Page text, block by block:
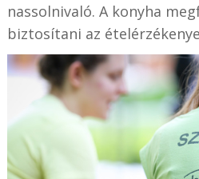
nassolnivaló. A konyha
biztosítani az